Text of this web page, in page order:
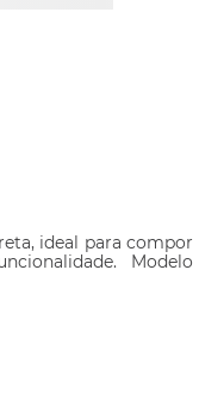
ideal para compor
Modelo